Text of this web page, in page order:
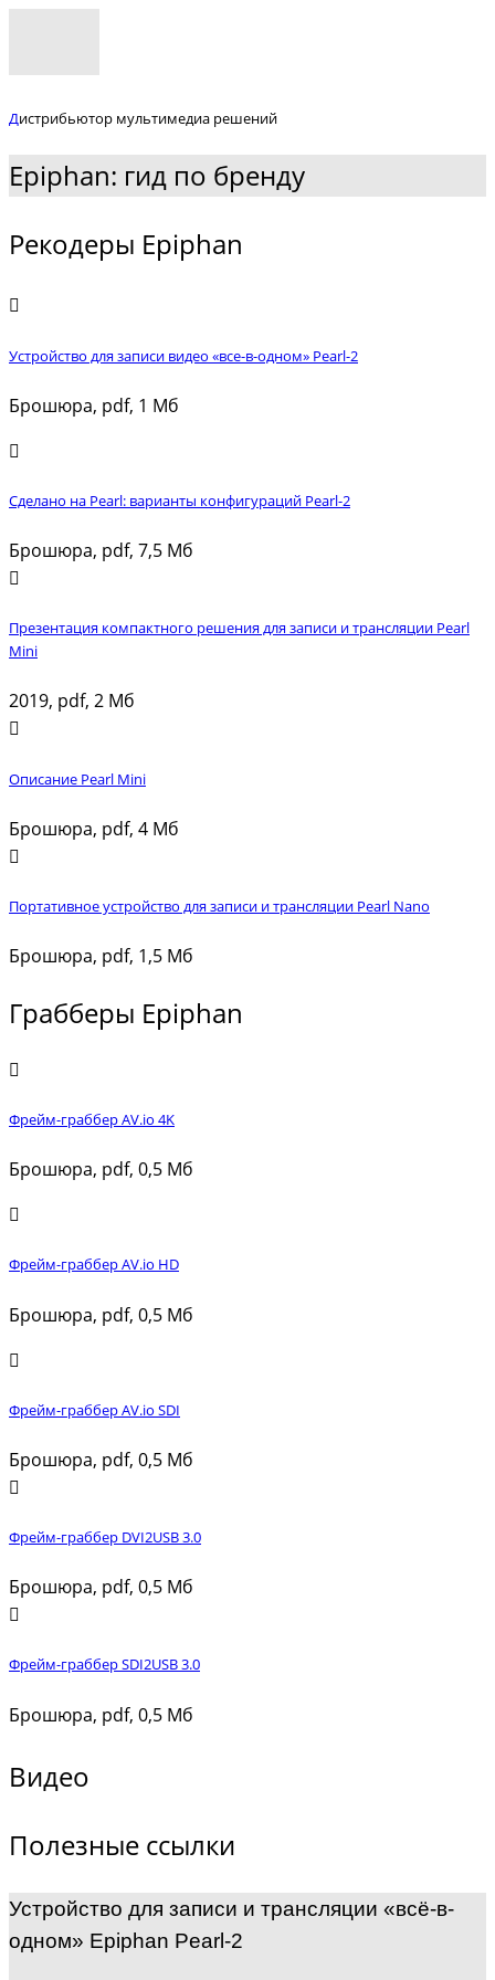
Дистрибьютор мультимедиа решений
Epiphan: гид по бренду
Рекодеры Epiphan
Устройство для записи видео «все-в-одном» Pearl-2
Брошюра, pdf, 1 Мб
Сделано на Pearl: варианты конфигураций Pearl-2
Брошюра, pdf, 7,5 Мб
Презентация компактного решения для записи и трансляции Pearl
Mini
2019, pdf, 2 Мб
Описание Pearl Mini
Брошюра, pdf, 4 Мб
Портативное устройство для записи и трансляции Pearl Nano
Брошюра, pdf, 1,5 Мб
Грабберы Epiphan
Фрейм-граббер AV.io 4K
Брошюра, pdf, 0,5 Мб
Фрейм-граббер AV.io HD
Брошюра, pdf, 0,5 Мб
Фрейм-граббер AV.io SDI
Брошюра, pdf, 0,5 Мб
Фрейм-граббер DVI2USB 3.0
Брошюра, pdf, 0,5 Мб
Фрейм-граббер SDI2USB 3.0
Брошюра, pdf, 0,5 Мб
Видео
Полезные ссылки
Устройство для записи и трансляции «всё-в-
одном» Epiphan Pearl-2